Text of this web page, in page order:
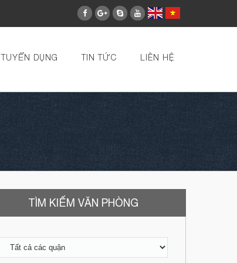
TUYỂN DỤNG TIN TỨC LIÊN HỆ
TÌM KIẾM VĂN PHÒNG